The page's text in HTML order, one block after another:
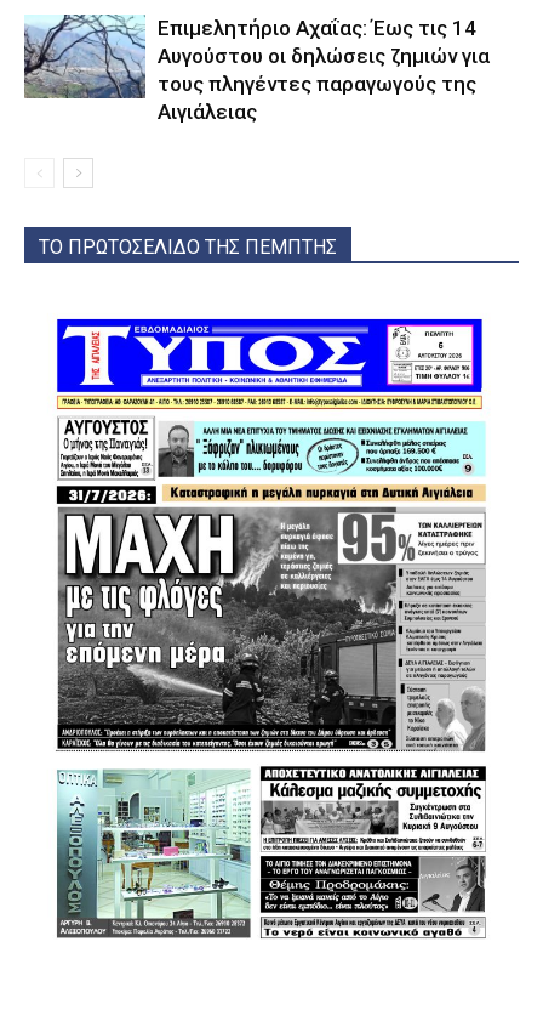
Επιμελητήριο Αχαΐας: Έως τις 14
Αυγούστου οι δηλώσεις ζημιών για
τους πληγέντες παραγωγούς της
Αιγιάλειας
ΤΟ ΠΡΩΤΟΣΕΛΙΔΟ ΤΗΣ ΠΕΜΠΤΗΣ